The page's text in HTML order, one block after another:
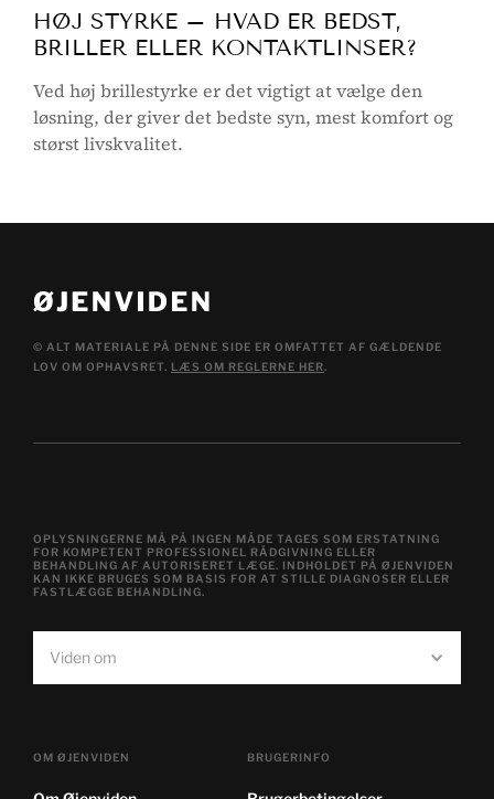
HØJ STYRKE – HVAD ER BEDST,
BRILLER ELLER KONTAKTLINSER?
Ved høj brillestyrke er det vigtigt at vælge den
løsning, der giver det bedste syn, mest komfort og
størst livskvalitet.
© ALT MATERIALE PÅ DENNE SIDE ER OMFATTET AF GÆLDENDE
LOV OM OPHAVSRET. LÆS OM REGLERNE HER.
Viden om
OPLYSNINGERNE MÅ PÅ INGEN MÅDE TAGES SOM ERSTATNING
FOR KOMPETENT PROFESSIONEL RÅDGIVNING ELLER
BEHANDLING AF AUTORISERET LÆGE. INDHOLDET PÅ ØJENVIDEN
KAN IKKE BRUGES SOM BASIS FOR AT STILLE DIAGNOSER ELLER
FASTLÆGGE BEHANDLING.
OM ØJENVIDEN BRUGERINFO